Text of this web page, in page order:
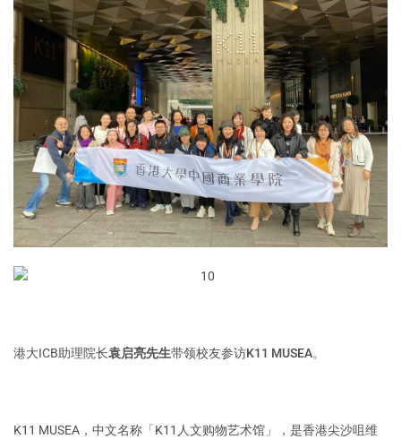
港大ICB助理院长袁启亮先生带领校友参访K11 MUSEA。
K11 MUSEA，中文名称「K11人文购物艺术馆」，是香港尖沙咀维